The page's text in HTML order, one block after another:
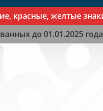
желтые знаки
до 01.01.2025 года